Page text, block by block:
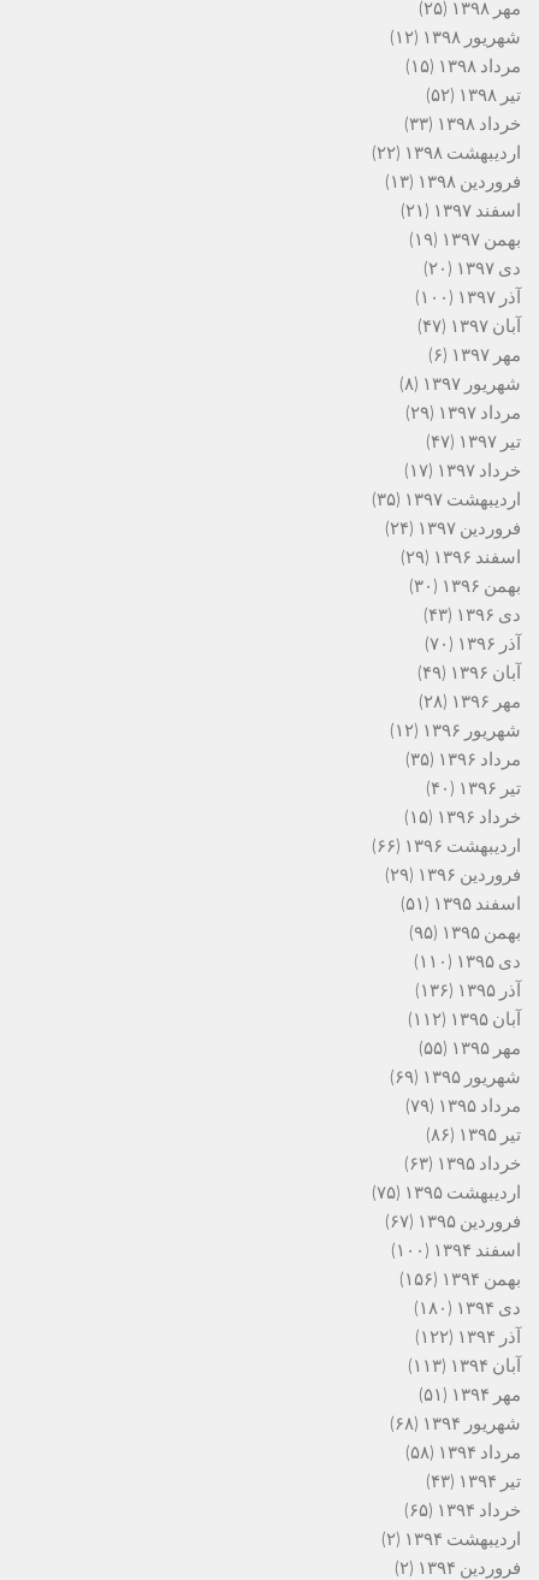
مهر ۱۳۹۸
(۲۵)
شهریور ۱۳۹۸
(۱۲)
مرداد ۱۳۹۸
(۱۵)
تیر ۱۳۹۸
(۵۲)
خرداد ۱۳۹۸
(۳۳)
اردیبهشت ۱۳۹۸
(۲۲)
فروردین ۱۳۹۸
(۱۳)
اسفند ۱۳۹۷
(۲۱)
بهمن ۱۳۹۷
(۱۹)
دی ۱۳۹۷
(۲۰)
آذر ۱۳۹۷
(۱۰۰)
آبان ۱۳۹۷
(۴۷)
مهر ۱۳۹۷
(۶)
شهریور ۱۳۹۷
(۸)
مرداد ۱۳۹۷
(۲۹)
تیر ۱۳۹۷
(۴۷)
خرداد ۱۳۹۷
(۱۷)
اردیبهشت ۱۳۹۷
(۳۵)
فروردین ۱۳۹۷
(۲۴)
اسفند ۱۳۹۶
(۲۹)
بهمن ۱۳۹۶
(۳۰)
دی ۱۳۹۶
(۴۳)
آذر ۱۳۹۶
(۷۰)
آبان ۱۳۹۶
(۴۹)
مهر ۱۳۹۶
(۲۸)
شهریور ۱۳۹۶
(۱۲)
مرداد ۱۳۹۶
(۳۵)
تیر ۱۳۹۶
(۴۰)
خرداد ۱۳۹۶
(۱۵)
اردیبهشت ۱۳۹۶
(۶۶)
فروردین ۱۳۹۶
(۲۹)
اسفند ۱۳۹۵
(۵۱)
بهمن ۱۳۹۵
(۹۵)
دی ۱۳۹۵
(۱۱۰)
آذر ۱۳۹۵
(۱۳۶)
آبان ۱۳۹۵
(۱۱۲)
مهر ۱۳۹۵
(۵۵)
شهریور ۱۳۹۵
(۶۹)
مرداد ۱۳۹۵
(۷۹)
تیر ۱۳۹۵
(۸۶)
خرداد ۱۳۹۵
(۶۳)
اردیبهشت ۱۳۹۵
(۷۵)
فروردین ۱۳۹۵
(۶۷)
اسفند ۱۳۹۴
(۱۰۰)
بهمن ۱۳۹۴
(۱۵۶)
دی ۱۳۹۴
(۱۸۰)
آذر ۱۳۹۴
(۱۲۲)
آبان ۱۳۹۴
(۱۱۳)
مهر ۱۳۹۴
(۵۱)
شهریور ۱۳۹۴
(۶۸)
مرداد ۱۳۹۴
(۵۸)
تیر ۱۳۹۴
(۴۳)
خرداد ۱۳۹۴
(۶۵)
اردیبهشت ۱۳۹۴
(۲)
فروردین ۱۳۹۴
(۲)